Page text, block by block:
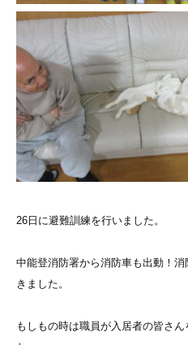
26日に避難訓練を行いました。
中能登消防署から消防車も出動！
きました。
もしもの時は職員が入居者の皆さ